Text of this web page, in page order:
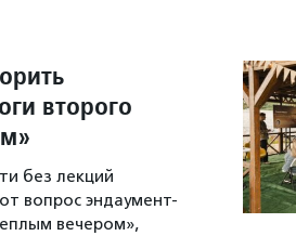
второго
без лекций
вопрос эндаумент-
вечером»,